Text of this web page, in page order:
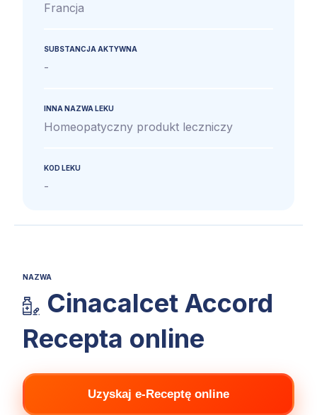
Francja
SUBSTANCJA AKTYWNA
-
INNA NAZWA LEKU
Homeopatyczny produkt leczniczy
KOD LEKU
-
NAZWA
Cinacalcet Accord
Recepta online
Uzyskaj e-Receptę online